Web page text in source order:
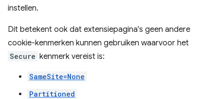
instellen.
Dit betekent ook dat extensiepagina's geen andere
cookie-kenmerken kunnen gebruiken waarvoor het
Secure kenmerk vereist is:
SameSite=None
Partitioned